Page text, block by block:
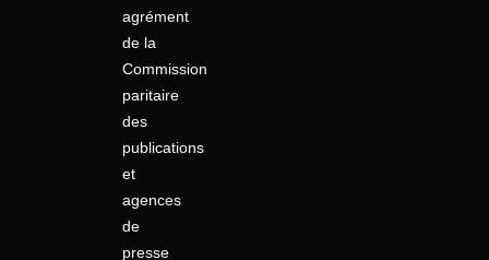
agrément
de la
Commission
paritaire
des
publications
et
agences
de
presse